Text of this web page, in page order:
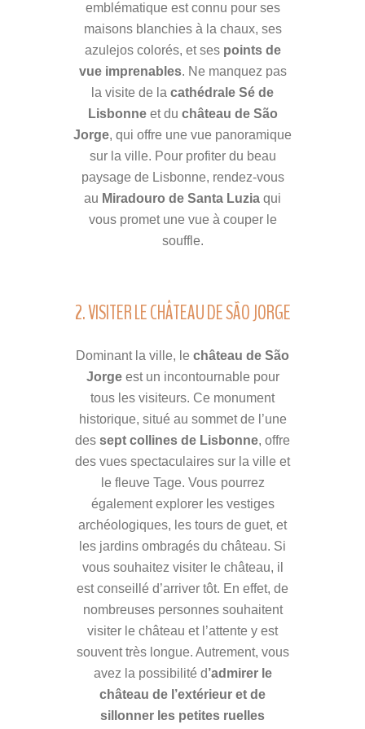
emblématique est connu pour ses
maisons blanchies à la chaux, ses
azulejos colorés, et ses points de
vue imprenables. Ne manquez pas
la visite de la cathédrale Sé de
Lisbonneet du château de São
Jorge, qui offre une vue panoramique
sur la ville. Pour profiter du beau
paysage de Lisbonne, rendez-vous
au Miradouro de Santa Luzia qui
vous promet une vue à couper le
souffle.
2. VISITER LE CHÂTEAU DE SÃO JORGE
Dominant la ville, le château de São
Jorgeest un incontournable pour
tous les visiteurs. Ce monument
historique, situé au sommet de l’une
des sept collines de Lisbonne, offre
des vues spectaculaires sur la ville et
le fleuve Tage. Vous pourrez
également explorer les vestiges
archéologiques, les tours de guet, et
les jardins ombragés du château. Si
vous souhaitez visiter le château, il
est conseillé d’arriver tôt. En effet, de
nombreuses personnes souhaitent
visiter le château et l’attente y est
souvent très longue. Autrement, vous
avez la possibilité d’admirer le
château de l’extérieur et de
sillonner les petites ruelles